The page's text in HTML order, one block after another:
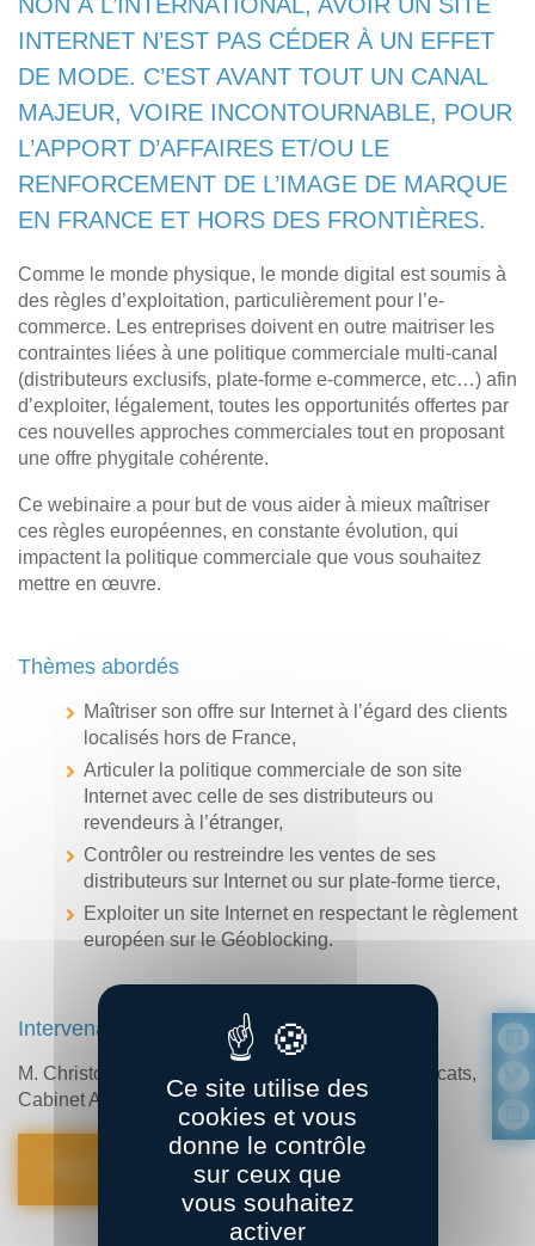
INTERNET N’EST PAS CÉDER À UN EFFET
DE MODE. C’EST AVANT TOUT UN CANAL
MAJEUR, VOIRE INCONTOURNABLE, POUR
L’APPORT D’AFFAIRES ET/OU LE
RENFORCEMENT DE L’IMAGE DE MARQUE
EN FRANCE ET HORS DES FRONTIÈRES.
Comme le monde physique, le monde digital est soumis à
des règles d’exploitation, particulièrement pour l’e-
commerce. Les entreprises doivent en outre maitriser les
contraintes liées à une politique commerciale multi-canal
(distributeurs exclusifs, plate-forme e-commerce, etc…) afin
d’exploiter, légalement, toutes les opportunités offertes par
ces nouvelles approches commerciales tout en proposant
une offre phygitale cohérente.
Ce webinaire a pour but de vous aider à mieux maîtriser
ces règles européennes, en constante évolution, qui
impactent la politique commerciale que vous souhaitez
mettre en œuvre.
Thèmes abordés
Maîtriser son offre sur Internet à l’égard des clients
localisés hors de France,
Articuler la politique commerciale de son site
Internet avec celle de ses distributeurs ou
revendeurs à l’étranger,
Contrôler ou restreindre les ventes de ses
distributeurs sur Internet ou sur plate-forme tierce,
Exploiter un site Internet en respectant le règlement
européen sur le Géoblocking.
Intervenants :
M. Christophe HERY et Mme Claire BURLIN, Avocats,
Cabinet ALTAÏR Avocats
Plus d’informations
Ce site utilise des
cookies et vous
donne le contrôle
sur ceux que
vous souhaitez
activer